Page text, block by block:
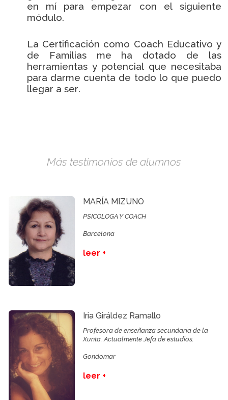
en mí para empezar con el siguiente
módulo.
La Certificación como Coach Educativo y
de Familias me ha dotado de las
herramientas y potencial que necesitaba
para darme cuenta de todo lo que puedo
llegar a ser.
Más testimonios de alumnos
MARÍA MIZUNO
PSICOLOGA Y COACH
Barcelona
leer +
Iria Giráldez Ramallo
Profesora de enseñanza secundaria de la
Xunta. Actualmente Jefa de estudios.
Gondomar
leer +